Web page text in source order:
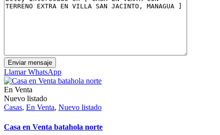
LlamarWhatsApp
En Venta
Nuevo listado
Casas, En Venta, Nuevo listado
Casa en Venta batahola norte